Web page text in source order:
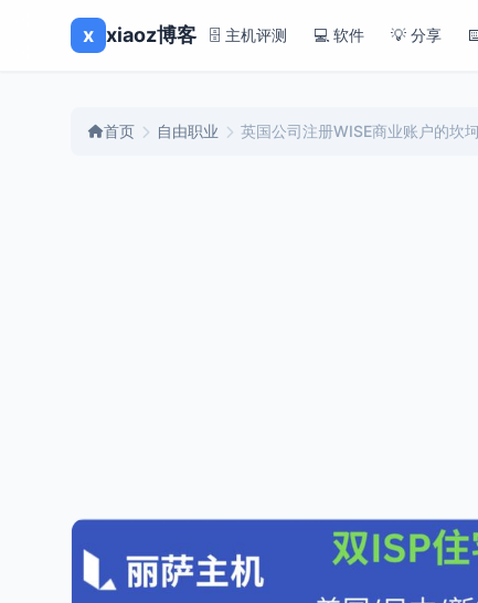
x xiaoz博客 🗄️ 主机评测 💻 软件 💡 分享
首页 自由职业 英国公司注册WISE商业账户的坎